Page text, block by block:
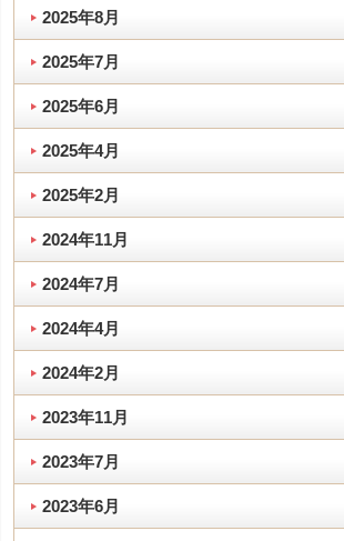
2025年8月
2025年7月
2025年6月
2025年4月
2025年2月
2024年11月
2024年7月
2024年4月
2024年2月
2023年11月
2023年7月
2023年6月